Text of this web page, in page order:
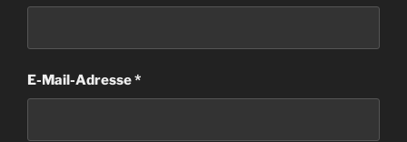
E-Mail-Adresse*